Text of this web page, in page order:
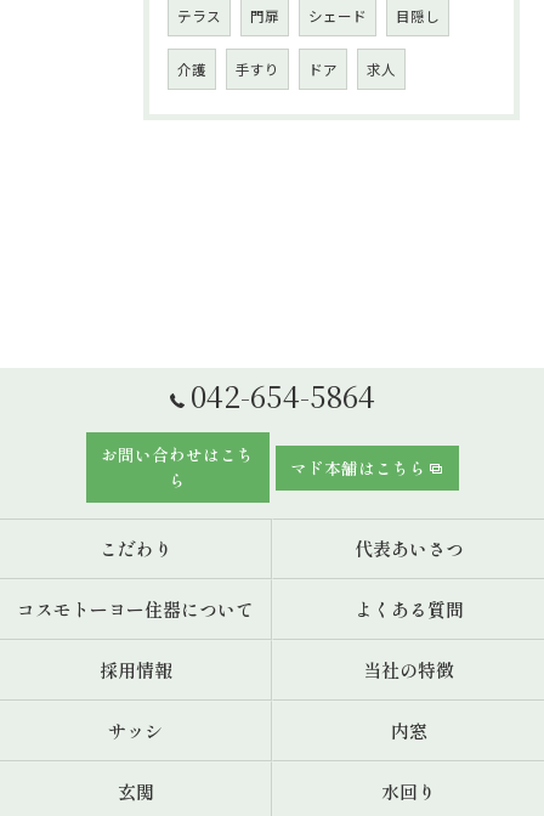
テラス 門扉 シェード 目隠し
介護 手すり ドア 求人
042-654-5864
お問い合わせはこち
ら
マド本舗はこちら
こだわり 代表あいさつ
コスモトーヨー住器について よくある質問
採用情報 当社の特徴
サッシ 内窓
玄関 水回り